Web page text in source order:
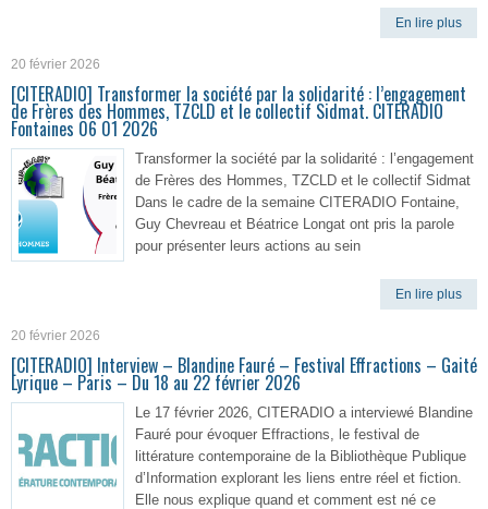
En lire plus
20 février 2026
[CITERADIO] Transformer la société par la solidarité : l’engagement
de Frères des Hommes, TZCLD et le collectif Sidmat. CITERADIO
Fontaines 06 01 2026
Transformer la société par la solidarité : l’engagement
de Frères des Hommes, TZCLD et le collectif Sidmat
Dans le cadre de la semaine CITERADIO Fontaine,
Guy Chevreau et Béatrice Longat ont pris la parole
pour présenter leurs actions au sein
En lire plus
20 février 2026
[CITERADIO] Interview – Blandine Fauré – Festival Effractions – Gaité
Lyrique – Paris – Du 18 au 22 février 2026
Le 17 février 2026, CITERADIO a interviewé Blandine
Fauré pour évoquer Effractions, le festival de
littérature contemporaine de la Bibliothèque Publique
d’Information explorant les liens entre réel et fiction.
Elle nous explique quand et comment est né ce